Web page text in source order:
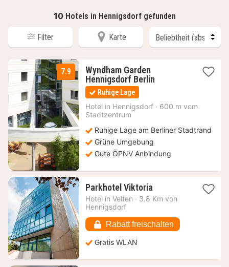
10 Hotels in Hennigsdorf gefunden
Filter Karte
7.9
Wyndham Garden
Hennigsdorf Berlin1
71,20
Ruhige Lage
Hotel in Hennigsdorf · 600 m vom
Stadtzentrum
Ruhige Lage am Berliner Stadtrand
Grüne Umgebung
Gute ÖPNV Anbindung
Parkhotel Viktoria1
Nacht
€
Hotel in Velten · 3.8 Km von
Hennigsdorf
Rabatt freischalten
Gratis WLAN